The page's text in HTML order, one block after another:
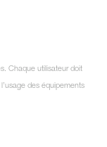
Chaque utilisateur doit
des équipements